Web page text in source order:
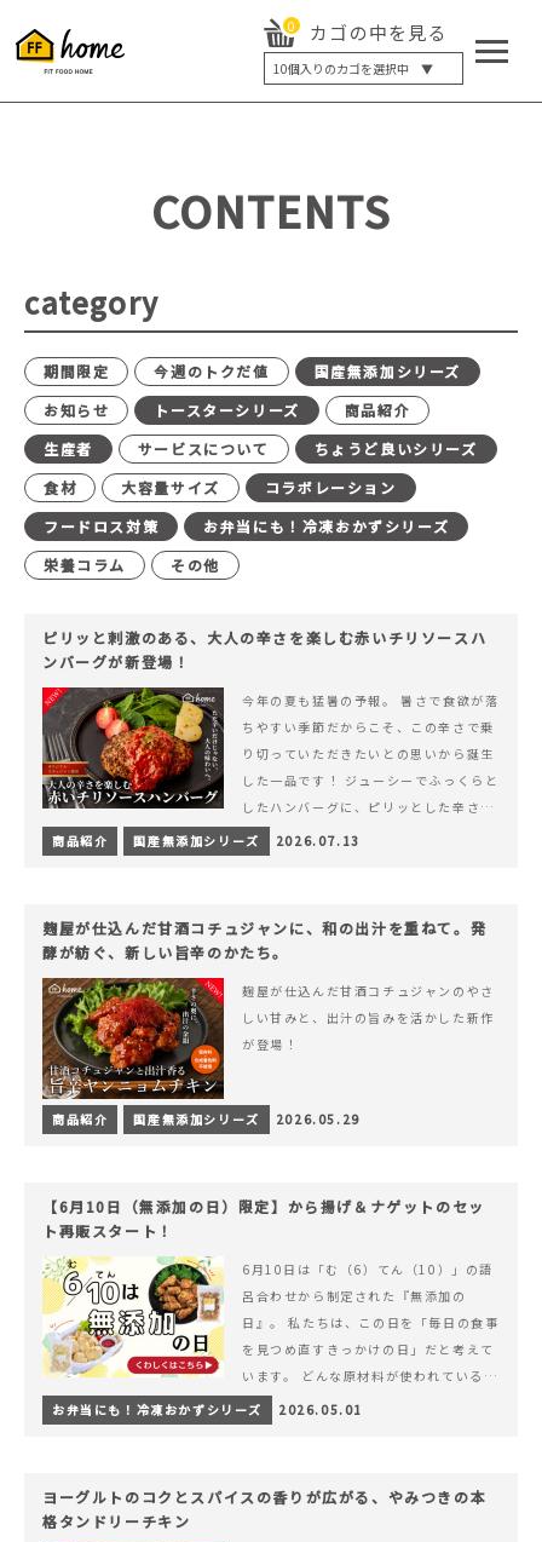
0 カゴの中を見る
10個入りのカゴを選択中 ▼
5個入り
20個入り
最大12%OFF
CONTENTS
category
期間限定 今週のトクだ値
国産無添加シリーズ
お知らせ
トースターシリーズ
商品紹介
生産者
サービスについて
ちょうど良いシリーズ
食材
大容量サイズ
コラボレーション
フードロス対策
お弁当にも！冷凍おかずシリーズ
栄養コラム
その他
ピリッと刺激のある、大人の辛さを楽しむ赤いチリソースハ
ンバーグが新登場！
今年の夏も猛暑の予報。 暑さで食欲が落
ちやすい季節だからこそ、この辛さで乗
り切っていただきたいとの思いから誕生
した一品です！ ジューシーでふっくらと
したハンバーグに、ピリッとした辛さと
コク深い旨みが楽しめる特製チリソース
&hellip; 続きを読む ピリッと刺激のあ
商品紹介 国産無添加シリーズ 2026.07.13
麹屋が仕込んだ甘酒コチュジャンに、和の出汁を重ねて。発
酵が紡ぐ、新しい旨辛のかたち。
麹屋が仕込んだ甘酒コチュジャンのやさ
しい甘みと、出汁の旨みを活かした新作
が登場！
商品紹介 国産無添加シリーズ 2026.05.29
【6月10日（無添加の日）限定】から揚げ＆ナゲットのセッ
ト再販スタート！
6月10日は「む（6）てん（10）」の語
呂合わせから制定された『無添加の
日』。 私たちは、この日を「毎日の食事
を見つめ直すきっかけの日」だと考えて
います。 どんな原材料が使われているの
か。 どのようにつくられているのか。&
hellip; 続きを読む 【6月10日（無添加
お弁当にも！冷凍おかずシリーズ 2026.05.01
ヨーグルトのコクとスパイスの香りが広がる、やみつきの本
格タンドリーチキン